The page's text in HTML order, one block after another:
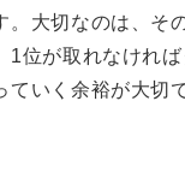
。大切なのは、そ
1位が取れなけれ
いく余裕が大切